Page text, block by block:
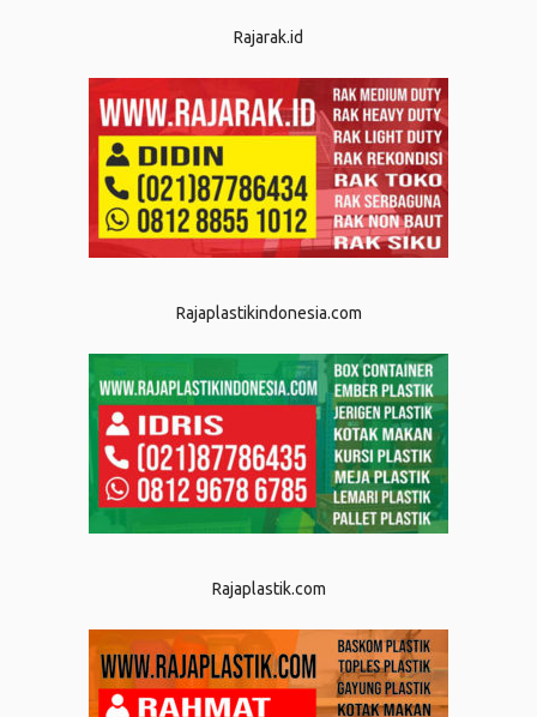
Rajarak.id
Rajaplastikindonesia.com
Rajaplastik.com